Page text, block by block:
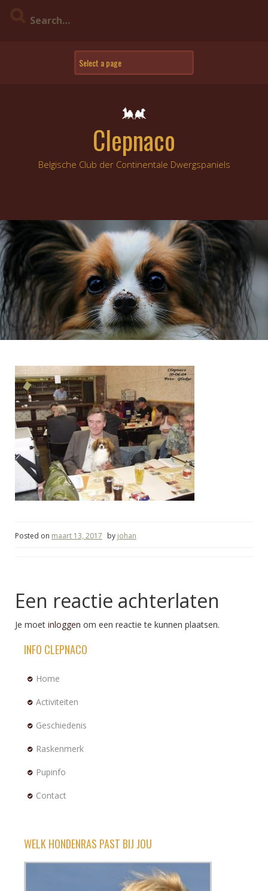
Clepnaco
Belgische Club der Continentale Dwergspaniels
Posted on maart 13, 2017 by johan
Een reactie achterlaten
Je moet inloggen om een reactie te kunnen plaatsen.
INFO CLEPNACO
Home
Activiteiten
Geschiedenis
Raskenmerk
Pupinfo
Contact
WELK HONDENRAS PAST BIJ JOU